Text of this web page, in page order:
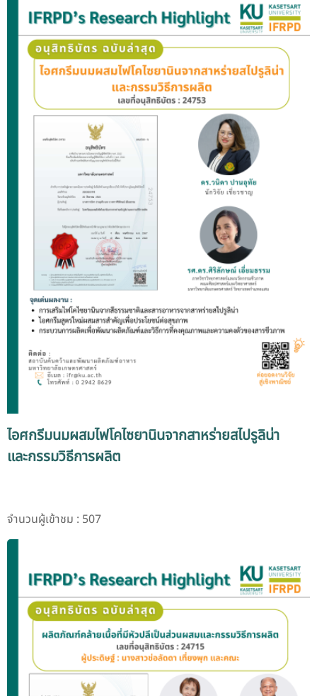
สายตรงผู้บริหาร
ไอศกรีมนมผสมไฟโคไซยานินจากสาหร่ายสไปรูลิน่า
และกรรมวิธีการผลิต
จำนวนผู้เข้าชม : 507